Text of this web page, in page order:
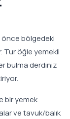
bölgedeki
Tur öğle yemekli
bulma derdiniz
bir yemek
ve tavuk/balık